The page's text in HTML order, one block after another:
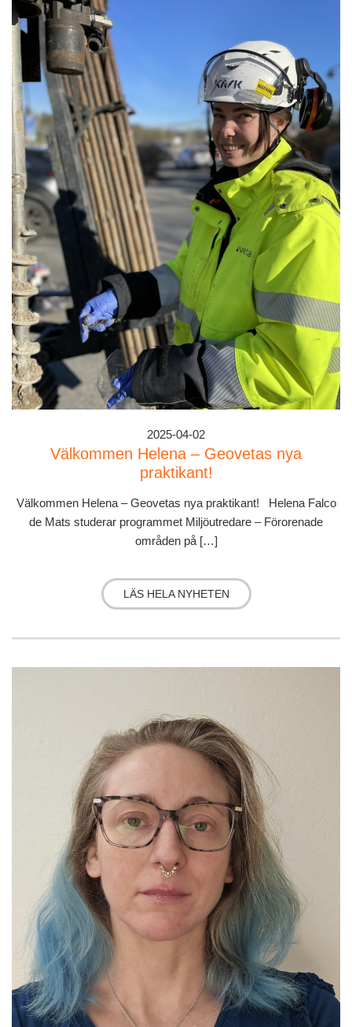
2025-04-02
Välkommen Helena – Geovetas nya
praktikant!
Välkommen Helena – Geovetas nya praktikant! Helena Falco
de Mats studerar programmet Miljöutredare – Förorenade
områden på […]
LÄS HELA NYHETEN